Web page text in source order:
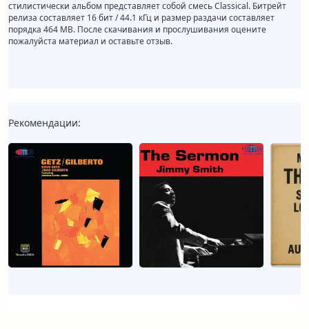
стилистически альбом представляет собой смесь Classical. Битрейт
релиза составляет 16 бит / 44.1 кГц и размер раздачи составляет
порядка 464 MB. После скачивания и прослушивания оцените
пожалуйста материал и оставьте отзыв.
Рекомендации: